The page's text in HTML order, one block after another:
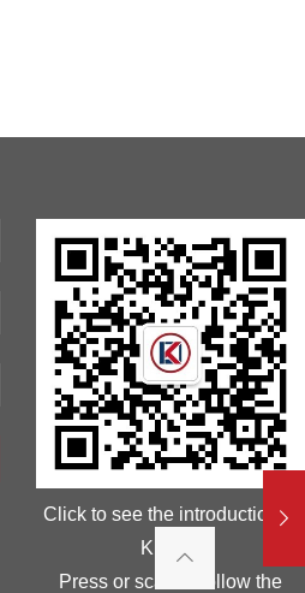
Click to see the introduction of
Kunlan
Press or scan to follow the